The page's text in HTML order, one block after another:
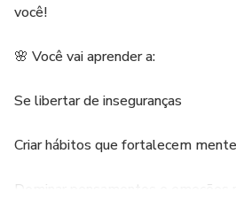
você!
🌸 Você vai aprender a:
Se libertar de inseguranças
Criar hábitos que fortalecem
Dominar pensamentos e emoções